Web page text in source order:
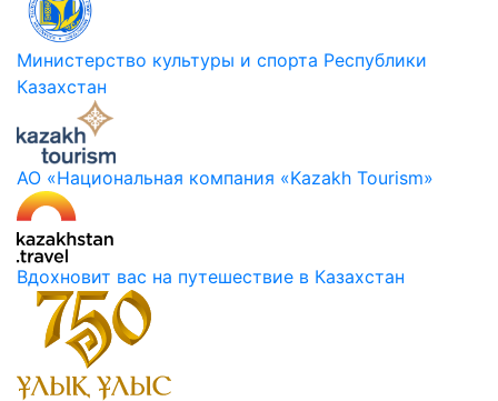
Министерство культуры и спорта Республики
Казахстан
АО «Национальная компания «Kazakh Tourism»
Вдохновит вас на путешествие в Казахстан